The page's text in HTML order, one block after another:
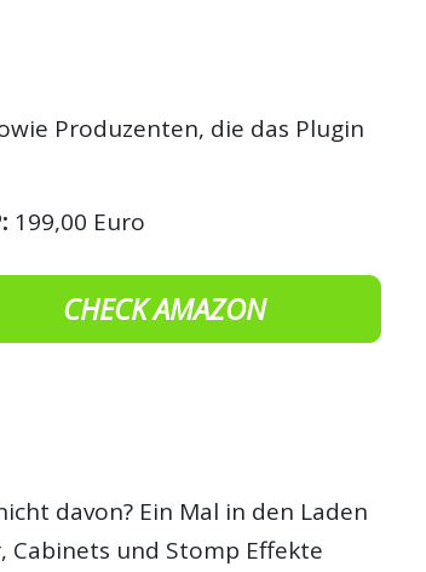
Produzenten, die das Plugin
199,00 Euro
CHECK AMAZON
davon? Ein Mal in den Laden
Cabinets und Stomp Effekte